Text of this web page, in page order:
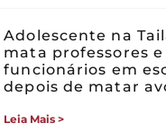
Adolescente na
mata professores e
funcionários em
depois de matar
Leia Mais >